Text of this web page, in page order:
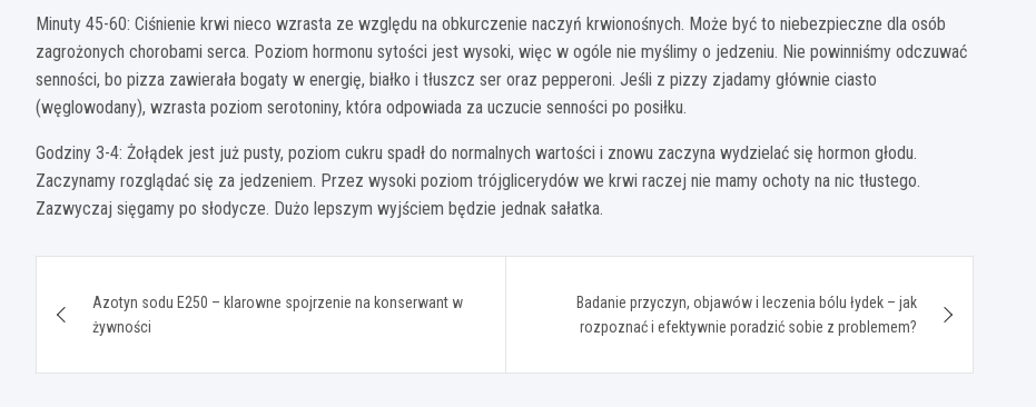
Minuty 45-60: Ciśnienie krwi nieco wzrasta ze względu na obkurczenie naczyń krwionośnych. Może być to niebezpieczne dla osób
zagrożonych chorobami serca. Poziom hormonu sytości jest wysoki, więc w ogóle nie myślimy o jedzeniu. Nie powinniśmy odczuwać
senności, bo pizza zawierała bogaty w energię, białko i tłuszcz ser oraz pepperoni. Jeśli z pizzy zjadamy głównie ciasto
(węglowodany), wzrasta poziom serotoniny, która odpowiada za uczucie senności po posiłku.
Godziny 3-4: Żołądek jest już pusty, poziom cukru spadł do normalnych wartości i znowu zaczyna wydzielać się hormon głodu.
Zaczynamy rozglądać się za jedzeniem. Przez wysoki poziom trójglicerydów we krwi raczej nie mamy ochoty na nic tłustego.
Zazwyczaj sięgamy po słodycze. Dużo lepszym wyjściem będzie jednak sałatka.
wpisu
Azotyn sodu E250 – klarowne spojrzenie na konserwant w
żywności
Badanie przyczyn, objawów i leczenia bólu łydek – jak
rozpoznać i efektywnie poradzić sobie z problemem?